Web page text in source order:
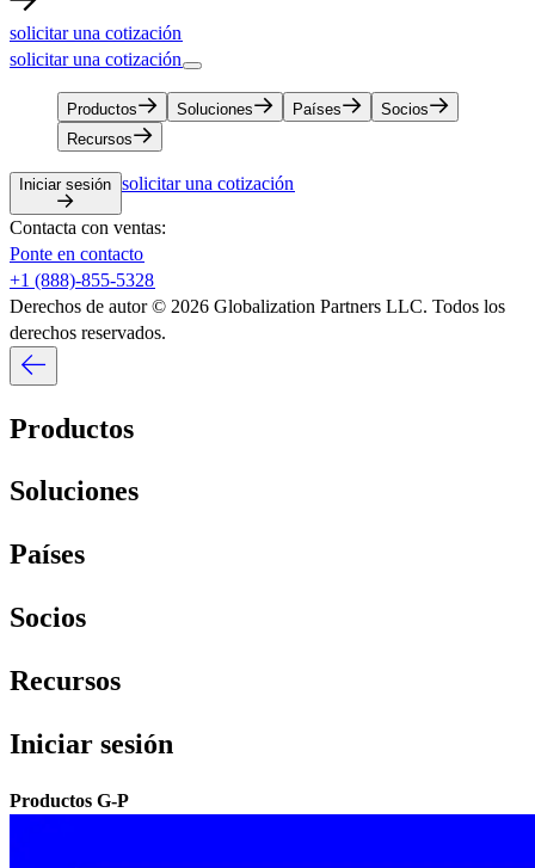
solicitar una cotización​​
solicitar una cotización​​
Productos​​ Soluciones​​ Países​​
Socios​​
Recursos​​
Iniciar sesión​​ solicitar una cotización​​
Contacta con ventas:​​
Ponte en contacto​​
+1 (888)-855-5328​​
Derechos de autor © 2026 Globalization Partners LLC. Todos los
derechos reservados.​​
Productos​​
Soluciones​​
Países​​
Socios​​
Recursos​​
Iniciar sesión​​
Productos G-P​​